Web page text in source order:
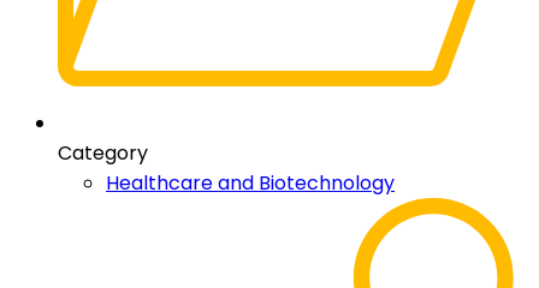
Category
Healthcare and Biotechnology